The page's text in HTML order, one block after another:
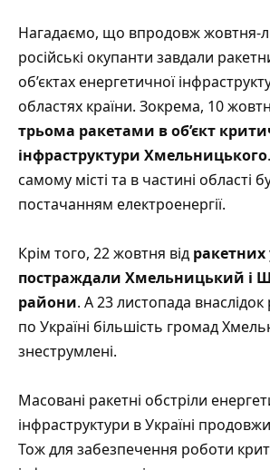
Нагадаємо, що впродовж жовтня-
російські окупанти завдали
об’єктах енергетичної
областях країни. Зокрема, 10
трьома ракетами в об’єкт
інфраструктури Хмельницького
самому місті та в частині області
постачанням електроенергії.
Крім того, 22 жовтня від ракетних
постраждали Хмельницький і
райони. А 23 листопада
по Україні більшість громад
знеструмлені.
Масовані ракетні обстріли
інфраструктури в Україні
Тож для забезпечення роботи